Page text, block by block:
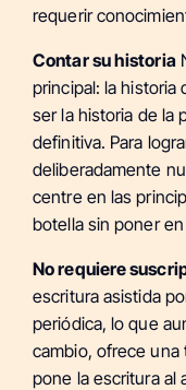
requerir
Contar su historia
principal: la historia
ser la historia de la
definitiva. Para
deliberadamente
centre en las
botella sin poner
No requiere
escritura asistida
periódica, lo que
cambio, ofrece una
pone la escritura al